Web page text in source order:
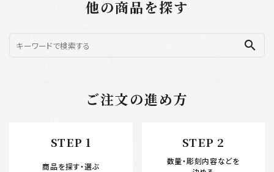
他の商品を探す
search
ご注文の進め方
STEP 1
商品を探す・選ぶ
STEP 2
数量・彫刻内容などを